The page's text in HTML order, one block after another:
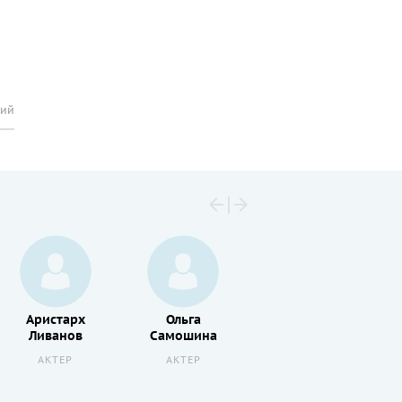
Аристарх
Ливанов
АКТЕР
Ольга
Самошина
АКТЕР